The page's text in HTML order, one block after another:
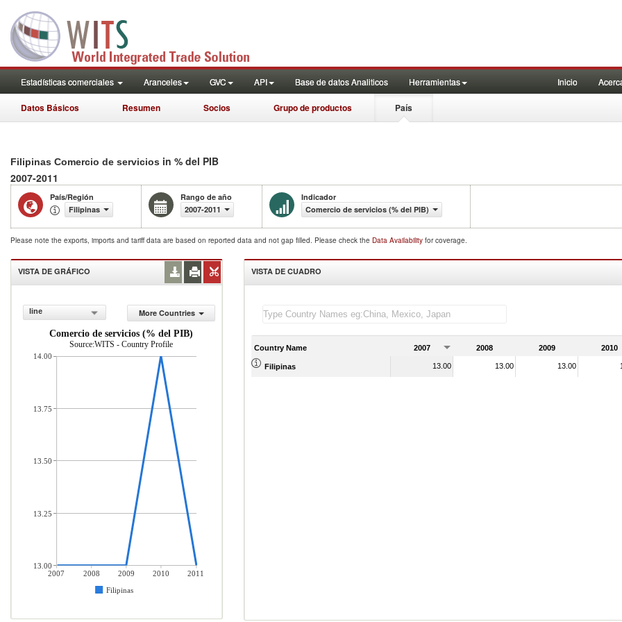
Estadísticas comerciales Aranceles GVC API Base de datos Analiticos Herramientas Inicio
Datos Básicos Resumen Socios Grupo de productos País
Filipinas Comercio de servicios in % del PIB
2007-2011
País/Región
Filipinas
Rango de año
2007-2011
Indicador
Comercio de servicios (% del PIB)
Please note the exports, imports and tariff data are based on reported data and not gap filled. Please check the Data Availability for coverage.
VISTA DE GRÁFICO
line
More Countries
Comercio de servicios (% del PIB)
Source:WITS - Country Profile
2007 2008 2009 2010
2011
Filipinas
14.00
13.75
13.50
13.25
13.00
VISTA DE CUADRO
Country Name 2007 2008 2009 2010
Filipinas 13.00 13.00 13.00